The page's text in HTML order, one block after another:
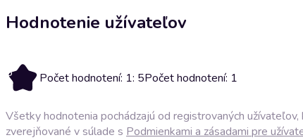
Hodnotenie užívateľov
5 Počet hodnotení: 1: 5Počet hodnotení: 1
Všetky hodnotenia pochádzajú od registrovaných
zverejňované v súlade s Podmienkami a zásadami pre